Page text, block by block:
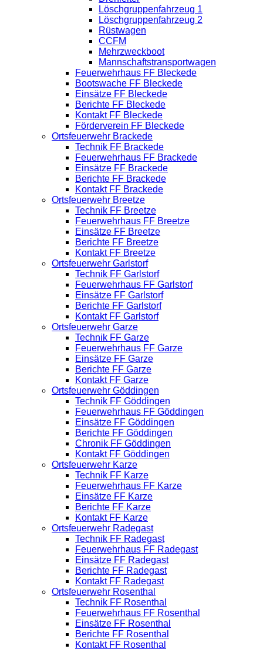
Löschgruppenfahrzeug 1
Löschgruppenfahrzeug 2
Rüstwagen
CCFM
Mehrzweckboot
Mannschaftstransportwagen
Feuerwehrhaus FF Bleckede
Bootswache FF Bleckede
Einsätze FF Bleckede
Berichte FF Bleckede
Kontakt FF Bleckede
Förderverein FF Bleckede
Ortsfeuerwehr Brackede
Technik FF Brackede
Feuerwehrhaus FF Brackede
Einsätze FF Brackede
Berichte FF Brackede
Kontakt FF Brackede
Ortsfeuerwehr Breetze
Technik FF Breetze
Feuerwehrhaus FF Breetze
Einsätze FF Breetze
Berichte FF Breetze
Kontakt FF Breetze
Ortsfeuerwehr Garlstorf
Technik FF Garlstorf
Feuerwehrhaus FF Garlstorf
Einsätze FF Garlstorf
Berichte FF Garlstorf
Kontakt FF Garlstorf
Ortsfeuerwehr Garze
Technik FF Garze
Feuerwehrhaus FF Garze
Einsätze FF Garze
Berichte FF Garze
Kontakt FF Garze
Ortsfeuerwehr Göddingen
Technik FF Göddingen
Feuerwehrhaus FF Göddingen
Einsätze FF Göddingen
Berichte FF Göddingen
Chronik FF Göddingen
Kontakt FF Göddingen
Ortsfeuerwehr Karze
Technik FF Karze
Feuerwehrhaus FF Karze
Einsätze FF Karze
Berichte FF Karze
Kontakt FF Karze
Ortsfeuerwehr Radegast
Technik FF Radegast
Feuerwehrhaus FF Radegast
Einsätze FF Radegast
Berichte FF Radegast
Kontakt FF Radegast
Ortsfeuerwehr Rosenthal
Technik FF Rosenthal
Feuerwehrhaus FF Rosenthal
Einsätze FF Rosenthal
Berichte FF Rosenthal
Kontakt FF Rosenthal